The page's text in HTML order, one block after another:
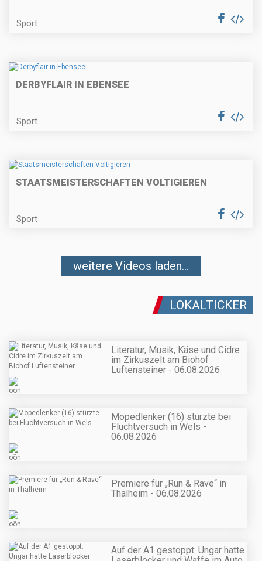
Sport
DERBYFLAIR IN EBENSEE
Sport
STAATSMEISTERSCHAFTEN VOLTIGIEREN
Sport
weitere Videos laden...
LOKALTICKER
Literatur, Musik, Käse und Cidre
im Zirkuszelt am Biohof
Luftensteiner - 06.08.2026
Mopedlenker (16) stürzte bei
Fluchtversuch in Wels -
06.08.2026
Premiere für „Run & Rave“ in
Thalheim - 06.08.2026
Auf der A1 gestoppt: Ungar hatte